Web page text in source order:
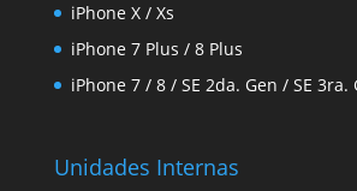
iPhone X / Xs
iPhone 7 Plus / 8 Plus
iPhone 7 / 8 / SE 2da. Gen / SE 3ra.
Unidades Internas